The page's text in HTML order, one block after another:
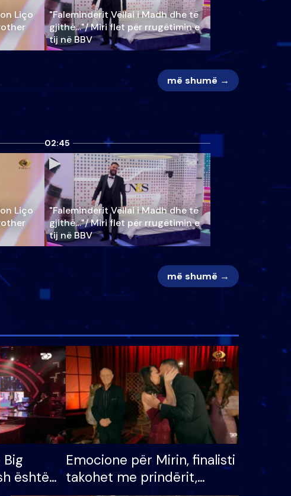
Liço
"Faleminderit Vëllai i Madh dhe të
gjithë…"/ Miri flet për rrugëtimin e
tij në BBV
më shumë →
Liço
02:45
"Faleminderit Vëllai i Madh dhe të
gjithë…"/ Miri flet për rrugëtimin e
tij në BBV
më shumë →
është
Emocione për Mirin, finalisti
takohet me prindërit,